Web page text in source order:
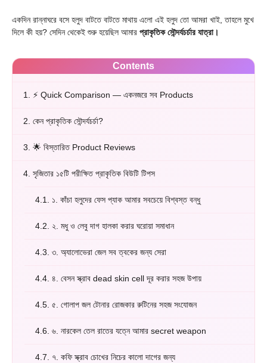
একদিন রান্নাঘরে বসে হলুদ বাটতে বাটতে মাথায় এলো এই হলুদ তো আমরা খাই, তাহলে মুখে
দিলে কী হয়? সেদিন থেকেই শুরু হয়েছিল আমার প্রাকৃতিক সৌন্দর্যচর্চার যাত্রা।
Contents
1. ⚡ Quick Comparison — একনজরে সব Products
2. কেন প্রাকৃতিক সৌন্দর্যচর্চা?
3. 🌟 বিস্তারিত Product Reviews
4. সৃজিতার ১৫টি পরীক্ষিত প্রাকৃতিক বিউটি টিপস
4.1. ১. কাঁচা হলুদের ফেস প্যাক আমার সবচেয়ে বিশ্বস্ত বন্ধু
4.2. ২. মধু ও লেবু দাগ হালকা করার ঘরোয়া সমাধান
4.3. ৩. অ্যালোভেরা জেল সব ত্বকের জন্য সেরা
4.4. ৪. বেসন স্ক্রাব dead skin cell দূর করার সহজ উপায়
4.5. ৫. গোলাপ জল টোনার রোজকার রুটিনের সহজ সংযোজন
4.6. ৬. নারকেল তেল রাতের যত্নে আমার secret weapon
4.7. ৭. কফি স্ক্রাব চোখের নিচের কালো দাগের জন্য